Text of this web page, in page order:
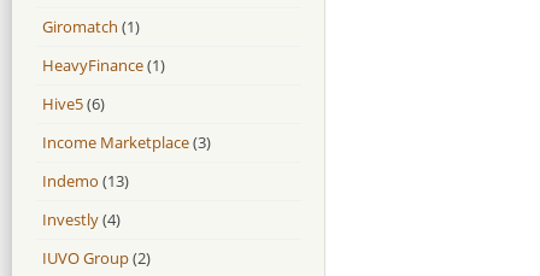
Giromatch (1)
HeavyFinance(1)
Hive5(6)
Income Marketplace(3)
Indemo (13)
Investly(4)
IUVO Group(2)